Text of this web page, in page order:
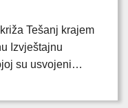
Tešanj krajem
Izvještajnu
su usvojeni…